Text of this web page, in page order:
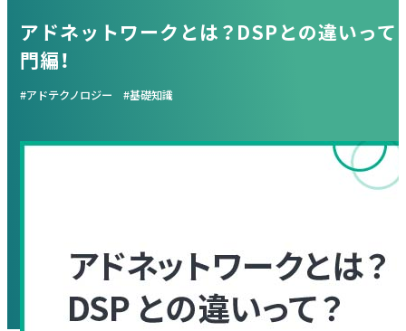
アドネットワークとは？DSPとの違いって
門編！
アドテクノロジー 基礎知識